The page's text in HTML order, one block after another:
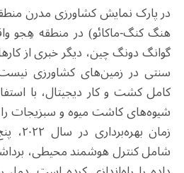
در پارک نمایش کشاورزی مدرن
هنگ کنگ-ماکائو) در منطقه هِجو
گوانگ دونگ چین، دیگر خبری از
سنتی در زمین‌های کشاورزی
کامل کشت و کار دیجیتال، با
شیوه‌های کاشت میوه و سبزیجات را
زمان
شامل کنترل هوشمند محیطی،